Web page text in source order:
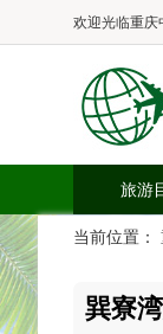
欢迎光临重庆
旅游
当前位置：
巽寮